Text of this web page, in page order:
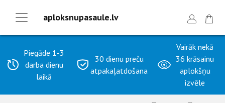
Piegāde 1-3
darba dienu
laikā
30 dienu preču
atpakaļatdošana
Vairāk nekā
36 krāsainu
aplokšņu
izvēle
aploksnupasaule.lv